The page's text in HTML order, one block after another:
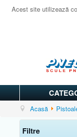
Acest site utilizează
Acasă
Filtre